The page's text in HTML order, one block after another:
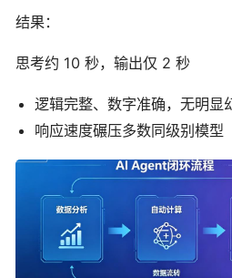
结果：
思考约 10 秒，输出仅 2 秒
逻辑完整、数字准确，无明显
响应速度碾压多数同级别模型